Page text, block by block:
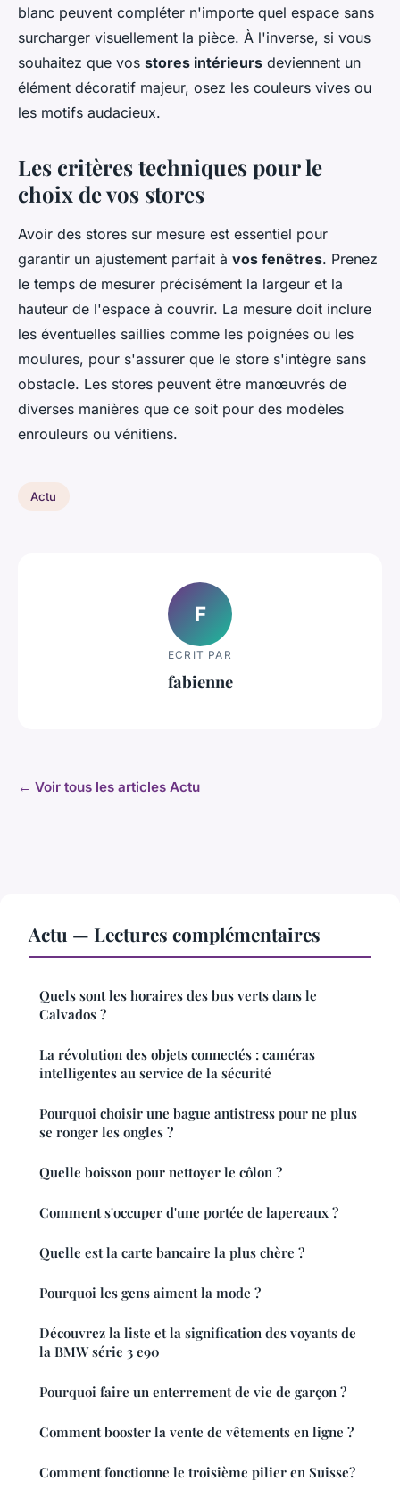
blanc peuvent compléter n'importe quel espace sans
surcharger visuellement la pièce. À l'inverse, si vous
souhaitez que vos stores intérieurs deviennent un
élément décoratif majeur, osez les couleurs vives ou
les motifs audacieux.
Les critères techniques pour le
choix de vos stores
Avoir des stores sur mesure est essentiel pour
garantir un ajustement parfait à vos fenêtres. Prenez
le temps de mesurer précisément la largeur et la
hauteur de l'espace à couvrir. La mesure doit inclure
les éventuelles saillies comme les poignées ou les
moulures, pour s'assurer que le store s'intègre sans
obstacle. Les stores peuvent être manœuvrés de
diverses manières que ce soit pour des modèles
enrouleurs ou vénitiens.
Actu
F
ECRIT PAR
fabienne
← Voir tous les articles Actu
Actu — Lectures complémentaires
Quels sont les horaires des bus verts dans le
Calvados ?
La révolution des objets connectés : caméras
intelligentes au service de la sécurité
Pourquoi choisir une bague antistress pour ne plus
se ronger les ongles ?
Quelle boisson pour nettoyer le côlon ?
Comment s'occuper d'une portée de lapereaux ?
Quelle est la carte bancaire la plus chère ?
Pourquoi les gens aiment la mode ?
Découvrez la liste et la signification des voyants de
la BMW série 3 e90
Pourquoi faire un enterrement de vie de garçon ?
Comment booster la vente de vêtements en ligne ?
Comment fonctionne le troisième pilier en Suisse?